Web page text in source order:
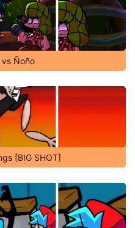
vs Ñoño
[BIG SHOT]